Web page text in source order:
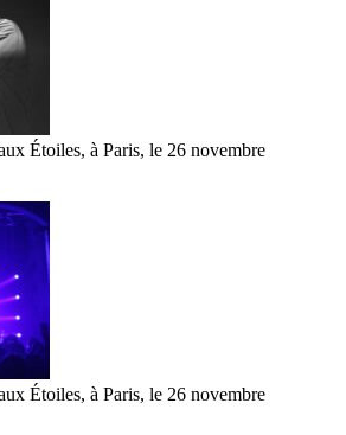
Étoiles, à Paris, le 26 novembre
Étoiles, à Paris, le 26 novembre